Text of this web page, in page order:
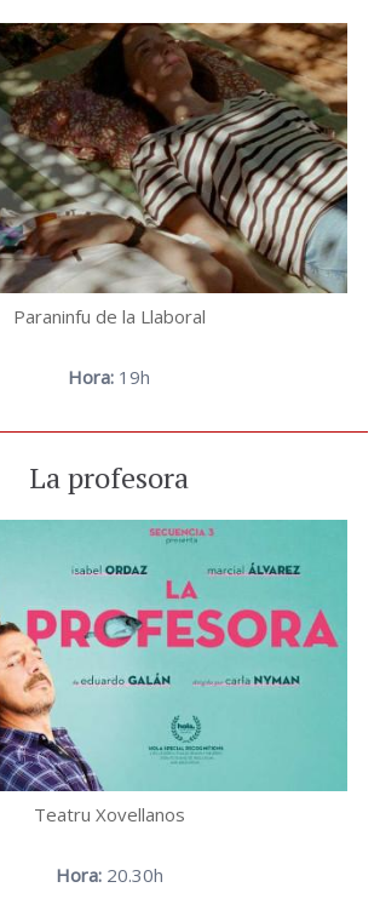
Paraninfu de la Llaboral
Hora: 19h
La profesora
Teatru Xovellanos
Hora:20.30h